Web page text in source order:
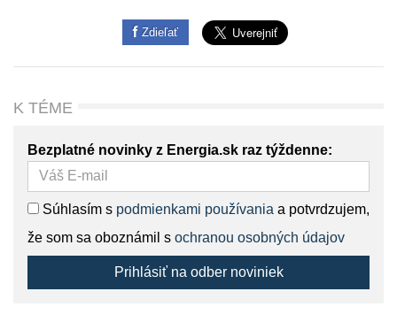
Zdieľať
K TÉME
Bezplatné novinky z Energia.sk raz týždenne:
Súhlasím s podmienkami používania a potvrdzujem,
že som sa oboznámil s ochranou osobných údajov
Prihlásiť na odber noviniek